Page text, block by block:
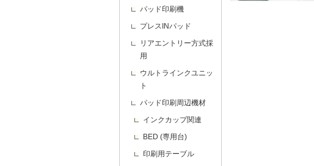
パッド印刷機
プレスINパッド
リアエントリー方式採
用
ウルトラインクユニッ
ト
パッド印刷周辺機材
インクカップ関連
BED (専用台)
印刷用テーブル